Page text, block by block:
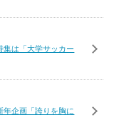
集は「大学サッカー
年企画「誇りを胸に